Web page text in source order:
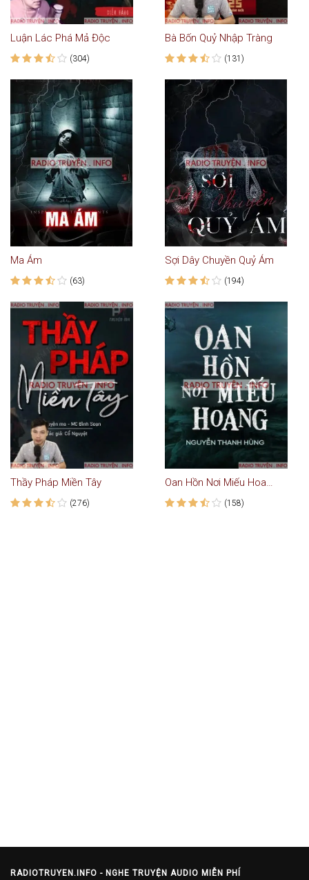
Luận Lác Phá Mả Độc
(304)
Bà Bốn Quỷ Nhập Tràng
(131)
Ma Ám
(63)
Sợi Dây Chuyền Quỷ Ám
(194)
Thầy Pháp Miền Tây
(276)
Oan Hồn Nơi Miếu Hoang
(158)
RADIOTRUYEN.INFO - NGHE TRUYỆN AUDIO MIỄN PHÍ